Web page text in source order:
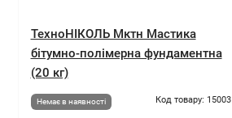
ТехноНІКОЛЬ Мктн Мастика
бітумно-полімерна фундаментна
(20 кг)
Немає в наявності Код товару: 15003